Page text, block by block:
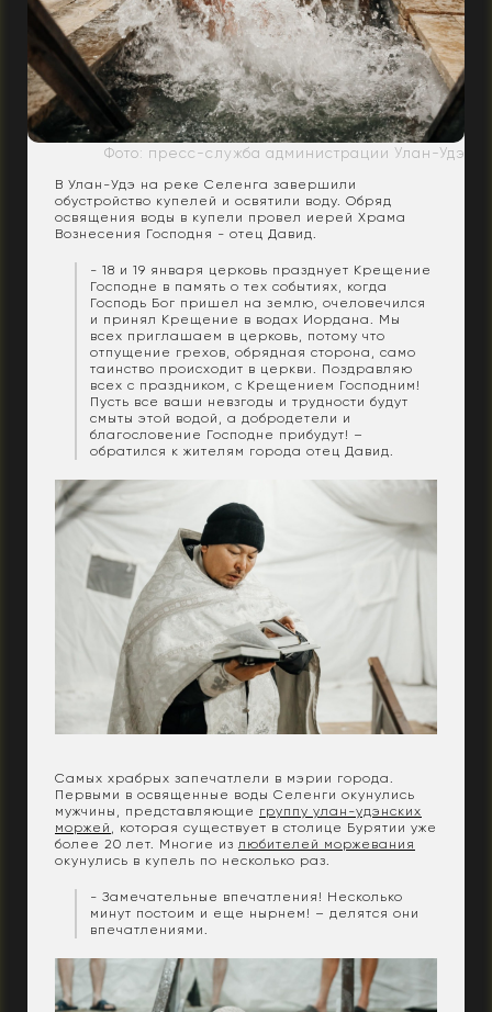
Фото: пресс-служба администрации Улан-Удэ
В Улан-Удэ на реке Селенга завершили
обустройство купелей и освятили воду. Обряд
освящения воды в купели провел иерей Храма
Вознесения Господня - отец Давид.
- 18 и 19 января церковь празднует Крещение
Господне в память о тех событиях, когда
Господь Бог пришел на землю, очеловечился
и принял Крещение в водах Иордана. Мы
всех приглашаем в церковь, потому что
отпущение грехов, обрядная сторона, само
таинство происходит в церкви. Поздравляю
всех с праздником, с Крещением Господним!
Пусть все ваши невзгоды и трудности будут
смыты этой водой, а добродетели и
благословение Господне прибудут! –
обратился к жителям города отец Давид.
Самых храбрых запечатлели в мэрии города.
Первыми в освященные воды Селенги окунулись
мужчины, представляющие группу улан-удэнских
моржей
, которая существует в столице Бурятии уже
более 20 лет. Многие из любителей моржевания
окунулись в купель по несколько раз.
- Замечательные впечатления! Несколько
минут постоим и еще нырнем! – делятся они
впечатлениями.